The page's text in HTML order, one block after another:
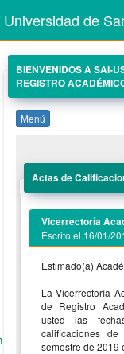
Universidad de
BIENVENIDOS A SAI-
REGISTRO
Menú
Actas de
Vicerrectoría
Escrito el 16/01/
Estimado(a)
La Vicerrectoría
de Registro
usted las
calificaciones
semestre de 2019